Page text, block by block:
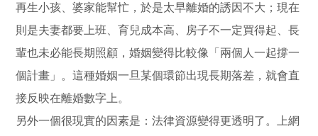
再生小孩、婆家能幫忙，於是太早離婚的誘因不大；現在
則是夫妻都要上班、育兒成本高、房子不一定買得起、長
輩也未必能長期照顧，婚姻變得比較像「兩個人一起撐一
個計畫」。這種婚姻一旦某個環節出現長期落差，就會直
接反映在離婚數字上。
另外一個很現實的因素是：法律資源變得更透明了。上網